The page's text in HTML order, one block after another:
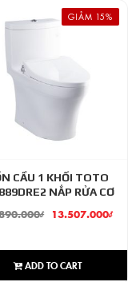
GIẢM 15%
CẦU 1 KHỐI TOTO
NẮP RỬA CƠ
₫ 13.507.000₫
ADD TO CART